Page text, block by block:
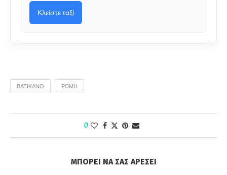
Κλείστε ταξί
ΒΑΤΙΚΑΝΌ ΡΏΜΗ
0
ΜΠΟΡΕΊ ΝΑ ΣΑΣ ΑΡΈΣΕΙ